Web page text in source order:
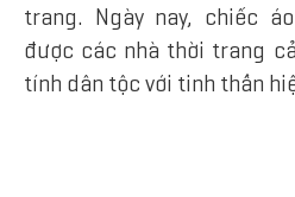
trang. Ngày nay, chiếc
được các nhà thời trang
tính dân tộc với tinh thần